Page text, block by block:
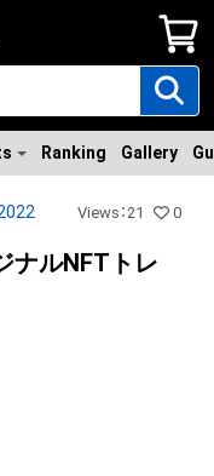
Ranking Gallery
Views ：21 0
ナルNFTトレ